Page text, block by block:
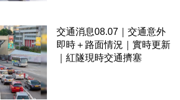
交通消息08.07｜交通意外
即時＋路面情況｜實時更新
｜紅隧現時交通擠塞